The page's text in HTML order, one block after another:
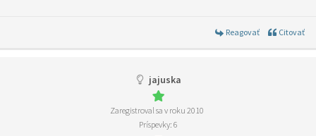
Reagovať Citovať
jajuska
Zaregistroval sa v roku 2010
Príspevky: 6